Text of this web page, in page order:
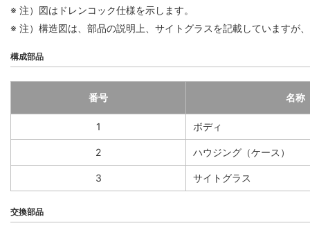
※ 注）図はドレンコック仕様を示します。
※ 注）構造図は、部品の説明上、サイトグラスを記載していますが
構成部品
番号 名称
1 ボディ
2 ハウジング（ケース）
3 サイトグラス
交換部品